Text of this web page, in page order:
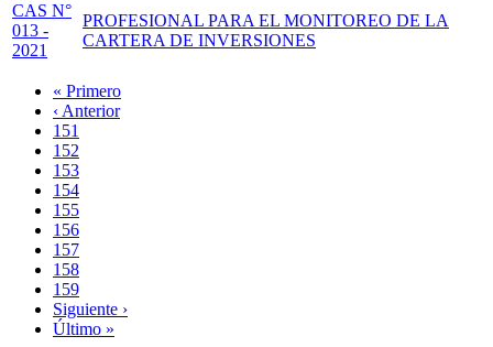
CAS N°
013 -
2021
PROFESIONAL PARA EL MONITOREO DE LA
CARTERA DE INVERSIONES
Paginación
Primera
página
« Primero
Página
anterior
‹ Anterior
Page
151
Page
152
Page
153
Page
154
Page
155
Page
156
Página
actual
157
Page
158
Page
159
Siguiente
página
Siguiente ›
Última
Último »